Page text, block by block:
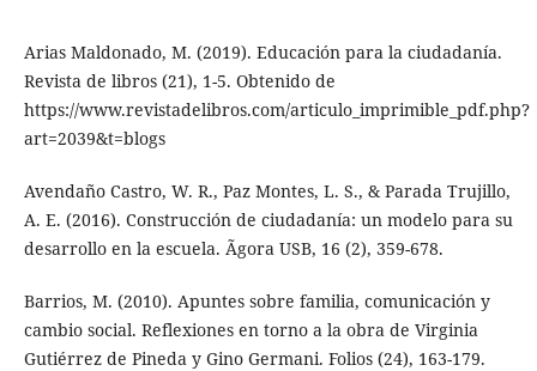
Arias Maldonado, M. (2019). Educación para la ciudadanía.
Revista de libros (21), 1-5. Obtenido de
https://www.revistadelibros.com/articulo_imprimible_pdf.php?
art=2039&t=blogs
Avendaño Castro, W. R., Paz Montes, L. S., & Parada Trujillo,
A. E. (2016). Construcción de ciudadanía: un modelo para su
desarrollo en la escuela. Ãgora USB, 16 (2), 359-678.
Barrios, M. (2010). Apuntes sobre familia, comunicación y
cambio social. Reflexiones en torno a la obra de Virginia
Gutiérrez de Pineda y Gino Germani. Folios (24), 163-179.